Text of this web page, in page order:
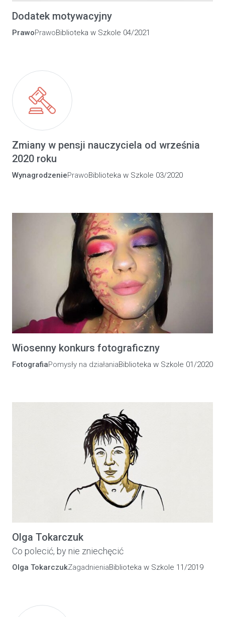
Dodatek motywacyjny
PrawoPrawoBiblioteka w Szkole 04/2021
Zmiany w pensji nauczyciela od września
2020 roku
WynagrodzeniePrawoBiblioteka w Szkole 03/2020
Wiosenny konkurs fotograficzny
FotografiaPomysły na działaniaBiblioteka w Szkole 01/2020
Olga Tokarczuk
Co polecić, by nie zniechęcić
Olga TokarczukZagadnieniaBiblioteka w Szkole 11/2019